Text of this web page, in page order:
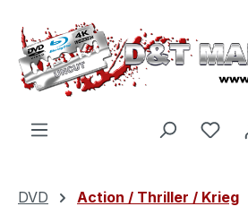
Zum Hauptinhalt springen
Du
DVD Action / Thriller / Krieg